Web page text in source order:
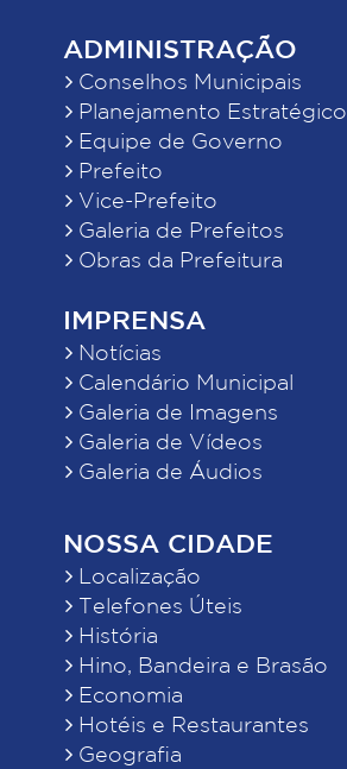
ADMINISTRAÇÃO
Conselhos Municipais
Planejamento Estratégico
Equipe de Governo
Prefeito
Vice-Prefeito
Galeria de Prefeitos
Obras da Prefeitura
IMPRENSA
Notícias
Calendário Municipal
Galeria de Imagens
Galeria de Vídeos
Galeria de Áudios
NOSSA CIDADE
Localização
Telefones Úteis
História
Hino, Bandeira e Brasão
Economia
Hotéis e Restaurantes
Geografia